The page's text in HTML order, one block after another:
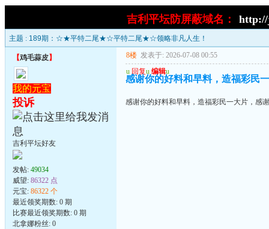
吉利平坛防屏蔽域名： http://
主题 : 189期：☆★平特二尾★☆平特二尾★☆领略非凡人生！
【鸡毛蒜皮】
我的元宝
投诉
吉利平坛好友
发帖: 49034
威望: 86322 点
元宝: 86322 个
最近领奖期数: 0 期
比赛最近领奖期数: 0 期
北拿娜粉丝: 0
8楼 发表于: 2026-07-08 00:55
u 回复u 编辑u
感谢你的好料和早料，造福彩民
感谢你的好料和早料，造福彩民一大片，感